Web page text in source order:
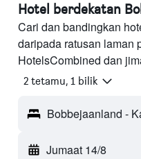
Hotel berdekatan
Cari dan bandingkan
daripada ratusan laman
HotelsCombined dan
2 tetamu, 1 bilik
Bobbejaanland -
Jumaat 14/8